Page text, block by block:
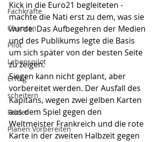
Fachkräfte
Chancen
Pilot
Lebenspilot
Erfolg
scheitern
Fehler
Planen Vorbereiten
Kick in die Euro21 begleiteten -
machte die Nati erst zu dem, was sie
wurde. Das Aufbegehren der Medien
und des Publikums legte die Basis
um sich später von der besten Seite
zu zeigen.
Siegen kann nicht geplant, aber
vorbereitet werden. Der Ausfall des
Kapitäns, wegen zwei gelben Karten
aus dem Spiel gegen den
Weltmeister Frankreich und die rote
Karte in der zweiten Halbzeit gegen